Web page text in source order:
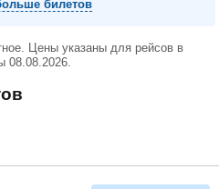
билетов
Цены указаны для рейсов в
08.08.2026.